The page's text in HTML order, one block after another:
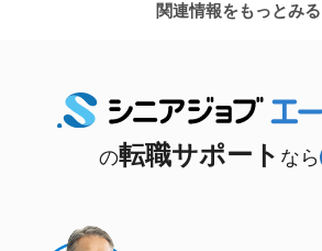
関連情報をもっとみる
の転職サポート なら